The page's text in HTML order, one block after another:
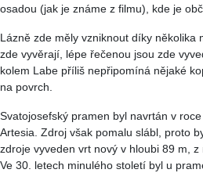
osadou (jak je známe z filmu), kde je
Lázně zde měly vzniknout díky několika
zde vyvěrají, lépe řečenou jsou zde
kolem Labe příliš nepřipomíná nějaké
na povrch.
Svatojosefský pramen byl navrtán v
Artesia. Zdroj však pomalu slábl, proto
zdroje vyveden vrt nový v hloubi 89 m,
Ve 30. letech minulého století byl u